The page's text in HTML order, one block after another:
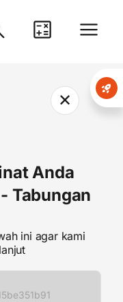
✕
Anda
Tabungan
ini agar kami